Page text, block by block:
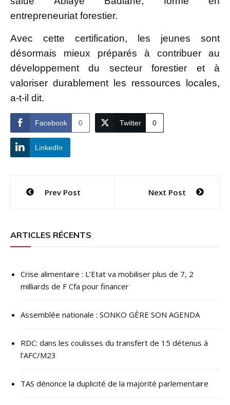
entrepreneuriat forestier.
Avec cette certification, les jeunes sont
désormais mieux préparés à contribuer au
développement du secteur forestier et à
valoriser durablement les ressources locales,
a-t-il dit.
Facebook 0 Twitter 0
LinkedIn
Navigation
l’article
Prev Post Next Post
ARTICLES RÉCENTS
Crise alimentaire : L’Etat va mobiliser plus de 7, 2
milliards de F Cfa pour financer
Assemblée nationale : SONKO GÈRE SON AGENDA
RDC: dans les coulisses du transfert de 15 détenus à
l’AFC/M23
TAS dénonce la duplicité de la majorité parlementaire